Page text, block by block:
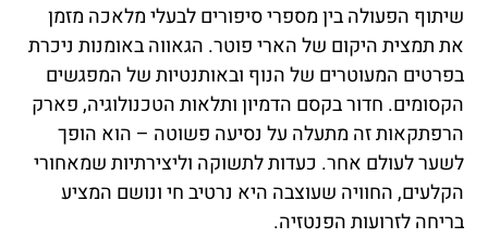
שיתוף הפעולה בין מספרי סיפורים לבעלי מלאכה מזמן
את תמצית היקום של הארי פוטר. הגאווה באומנות ניכרת
בפרטים המעוטרים של הנוף ובאותנטיות של המפגשים
הקסומים. חדור בקסם הדמיון ותלאות הטכנולוגיה, פארק
הרפתקאות זה מתעלה על נסיעה פשוטה – הוא הופך
לשער לעולם אחר. כעדות לתשוקה וליצירתיות שמאחורי
הקלעים, החוויה שעוצבה היא נרטיב חי ונושם המציע
בריחה לזרועות הפנטזיה.